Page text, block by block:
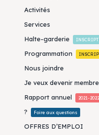
Activités
Services
Halte-garderie
Programmation
Nous joindre
Je veux devenir membre
Rapport annuel 2021-2022
? Foire aux questions
OFFRES D’EMPLOI